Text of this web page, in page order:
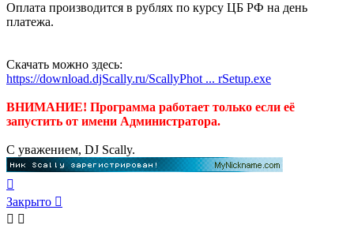
Оплата производится в рублях по курсу ЦБ РФ на день
платежа.
Скачать можно здесь:
https://download.djScally.ru/ScallyPhot ... rSetup.exe
ВНИМАНИЕ! Программа работает только если её
запустить от имени Администратора.
C уважением, DJ Scally.
началу
Закрыто